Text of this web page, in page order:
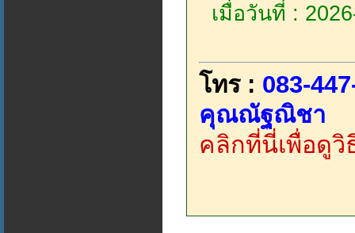
เมื่อวันที่ :
โทร : 083-
คุณณัฐณิชา
คลิกที่นี่เพื่อดูวิ